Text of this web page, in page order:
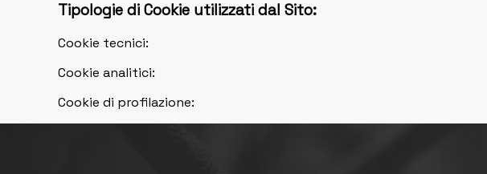
Tipologie di Cookie utilizzati dal Sito:
Cookie tecnici:
Cookie analitici:
Cookie di profilazione: